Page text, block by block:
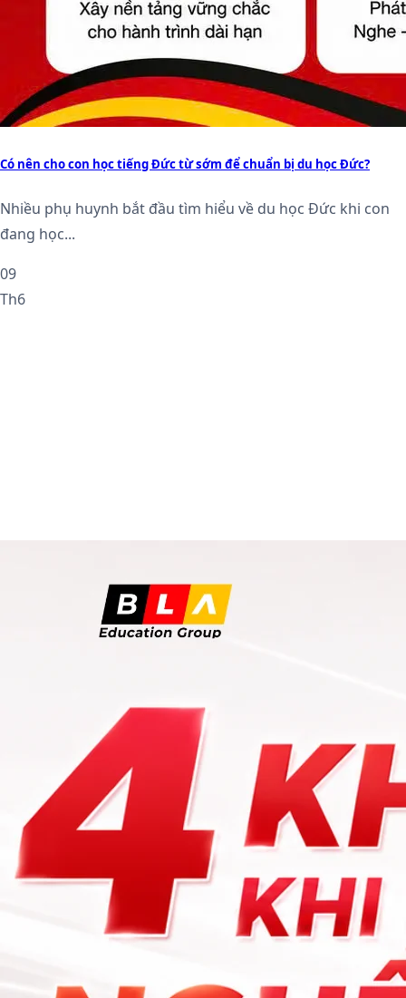
Có nên cho con học tiếng Đức từ sớm để chuẩn bị du học Đức?
Nhiều phụ huynh bắt đầu tìm hiểu về du học Đức khi con
đang học...
09
Th6